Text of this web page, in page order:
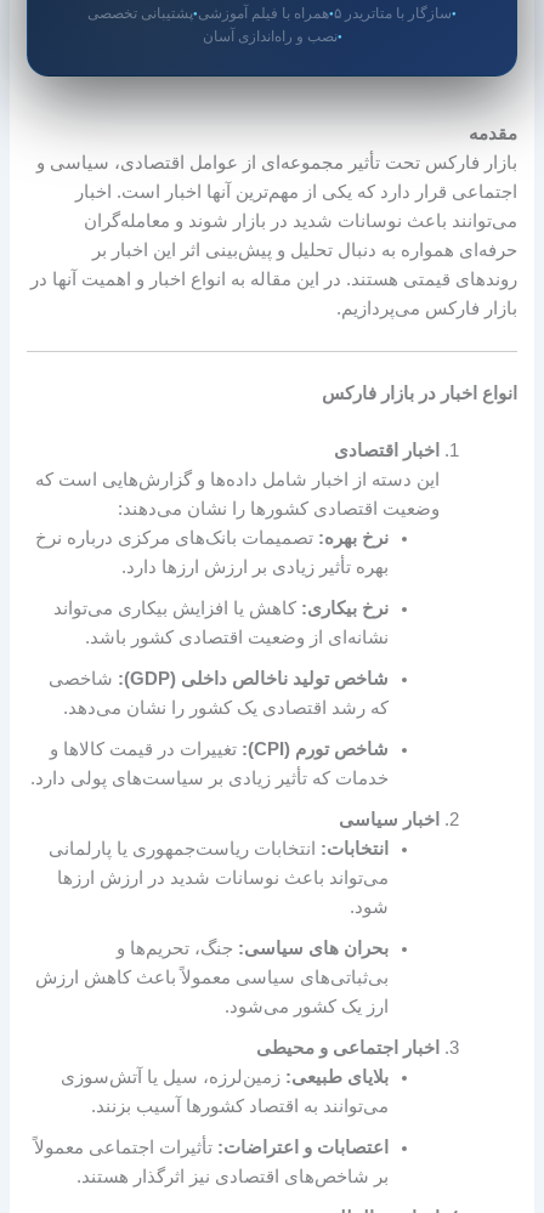
●سازگار با متاتریدر ۵ ●همراه با فیلم آموزشی ●پشتیبانی تخصصی
●نصب و راه‌اندازی آسان
مقدمه
بازار فارکس تحت تأثیر مجموعه‌ای از عوامل اقتصادی، سیاسی و
اجتماعی قرار دارد که یکی از مهم‌ترین آنها اخبار است. اخبار
می‌توانند باعث نوسانات شدید در بازار شوند و معامله‌گران
حرفه‌ای همواره به دنبال تحلیل و پیش‌بینی اثر این اخبار بر
روندهای قیمتی هستند. در این مقاله به انواع اخبار و اهمیت آنها در
بازار فارکس می‌پردازیم.
انواع اخبار در بازار فارکس
اخبار اقتصادی
این دسته از اخبار شامل داده‌ها و گزارش‌هایی است که
وضعیت اقتصادی کشورها را نشان می‌دهند:
نرخ بهره: تصمیمات بانک‌های مرکزی درباره نرخ
بهره تأثیر زیادی بر ارزش ارزها دارد.
نرخ بیکاری: کاهش یا افزایش بیکاری می‌تواند
نشانه‌ای از وضعیت اقتصادی کشور باشد.
شاخص تولید ناخالص داخلی (GDP):
شاخصی
که رشد اقتصادی یک کشور را نشان می‌دهد.
شاخص تورم (CPI):
تغییرات در قیمت کالاها و
خدمات که تأثیر زیادی بر سیاست‌های پولی دارد.
اخبار سیاسی
انتخابات: انتخابات ریاست‌جمهوری یا پارلمانی
می‌تواند باعث نوسانات شدید در ارزش ارزها
شود.
بحران های سیاسی: جنگ، تحریم‌ها و
بی‌ثباتی‌های سیاسی معمولاً باعث کاهش ارزش
ارز یک کشور می‌شود.
اخبار اجتماعی و محیطی
بلایای طبیعی: زمین‌لرزه، سیل یا آتش‌سوزی
می‌توانند به اقتصاد کشورها آسیب بزنند.
اعتصابات و اعتراضات: تأثیرات اجتماعی معمولاً
بر شاخص‌های اقتصادی نیز اثرگذار هستند.